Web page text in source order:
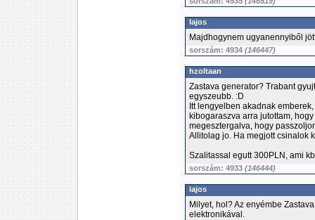
lajos
Majdhogynem ugyanennyiből
sorszám: 4934 (146447)
hzoltaan
Zastava generator? Trabant
egyszeubb. :D
Itt lengyelben akadnak
kibogaraszva arra jutottam,
megesztergalva, hogy
Allitolag jo. Ha megjott csinalok
Szalitassal egutt 300PLN, ami
sorszám: 4933 (146444)
lajos
Milyet, hol? Az enyémbe
elektronikával.